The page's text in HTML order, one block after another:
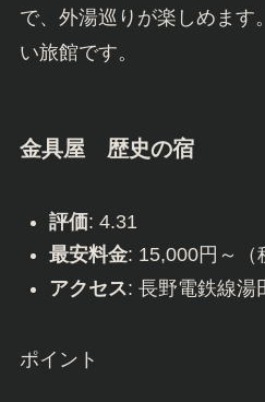
で、外湯巡りが楽しめます
い旅館です。
金具屋 歴史の宿
評価: 4.31
最安料金: 15,000円～（
アクセス: 長野電鉄線湯
ポイント